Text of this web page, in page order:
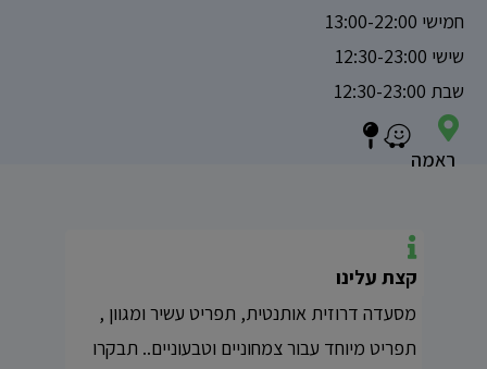
חמישי 13:00-22:00
שישי 12:30-23:00
שבת 12:30-23:00
ראמה
קצת עלינו
מסעדה דרוזית אותנטית, תפריט עשיר ומגוון ,
תפריט מיוחד עבור צמחוניים וטבעוניים.. תבקרו